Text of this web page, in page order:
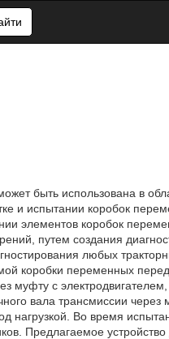
быть использована в
и испытании коробок
элементов коробок
путем создания
любых
коробки переменных
муфту с электродвигателем,
вала трансмиссии через
нагрузкой. Во время
Предлагаемое устройство